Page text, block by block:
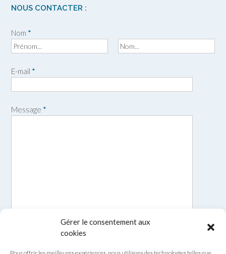
Gérer le consentement aux
cookies
NOUS CONTACTER :
Nom *
é
E-mail *
Message *